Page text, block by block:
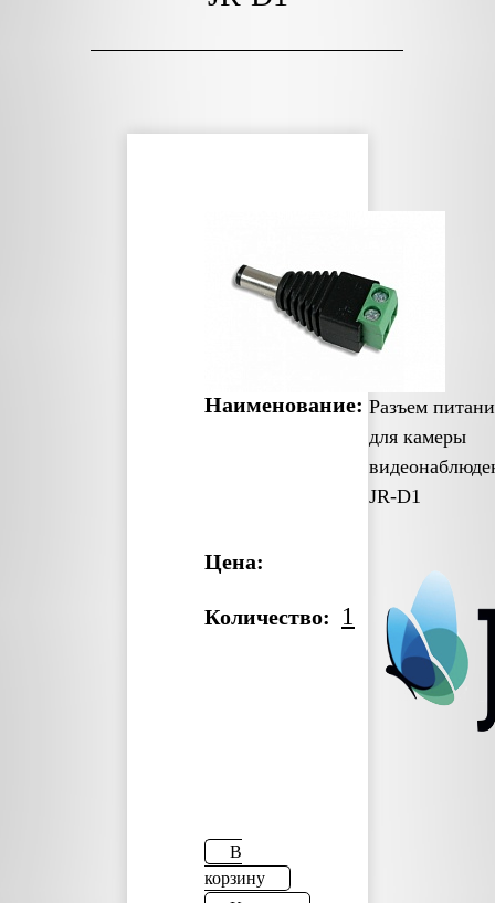
Наименование: Разъем
для камеры
JR-D1
Цена:
Количество: 1
В
корзину